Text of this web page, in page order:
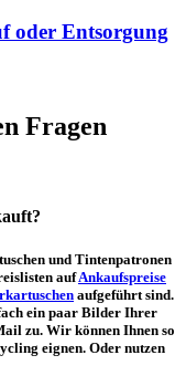
oder Entsorgung
Fragen
und Tintenpatronen
aufAnkaufspreise
aufgeführt sind.
ein paar Bilder Ihrer
zu. Wir können Ihnen so
eignen. Oder nutzen